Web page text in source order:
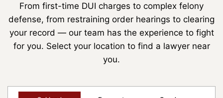
From first-time DUI charges to complex felony
defense, from restraining order hearings to clearing
your record — our team has the experience to fight
for you. Select your location to find a lawyer near
you.